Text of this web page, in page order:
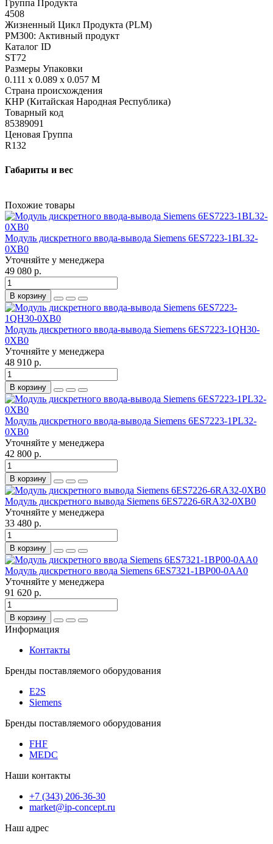
Группа Продукта
4508
Жизненный Цикл Продукта (PLM)
PM300: Активный продукт
Каталог ID
ST72
Размеры Упаковки
0.111 x 0.089 x 0.057 M
Страна происхождения
КНР (Китайская Народная Республика)
Товарный код
85389091
Ценовая Группа
R132
Габариты и вес
Похожие товары
Модуль дискретного ввода-вывода Siemens 6ES7223-1BL32-
0XB0
Уточняйте у менеджера
49 080 р.
В корзину
Модуль дискретного ввода-вывода Siemens 6ES7223-1QH30-
0XB0
Уточняйте у менеджера
48 910 р.
В корзину
Модуль дискретного ввода-вывода Siemens 6ES7223-1PL32-
0XB0
Уточняйте у менеджера
42 800 р.
В корзину
Модуль дискретного вывода Siemens 6ES7226-6RA32-0XB0
Уточняйте у менеджера
33 480 р.
В корзину
Модуль дискретного ввода Siemens 6ES7321-1BP00-0AA0
Уточняйте у менеджера
91 620 р.
В корзину
Информация
Контакты
Бренды поставляемого оборудования
E2S
Siemens
Бренды поставляемого оборудования
FHF
MEDC
Наши контакты
+7 (343) 206-36-30
market@ip-concept.ru
Наш адрес